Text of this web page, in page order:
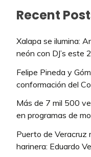
Recent
Xalapa se ilumina:
neón con DJ’s este
Felipe Pineda y
conformación del
Más de 7 mil 500
en programas de
Puerto de Veracruz
harinera: Eduardo